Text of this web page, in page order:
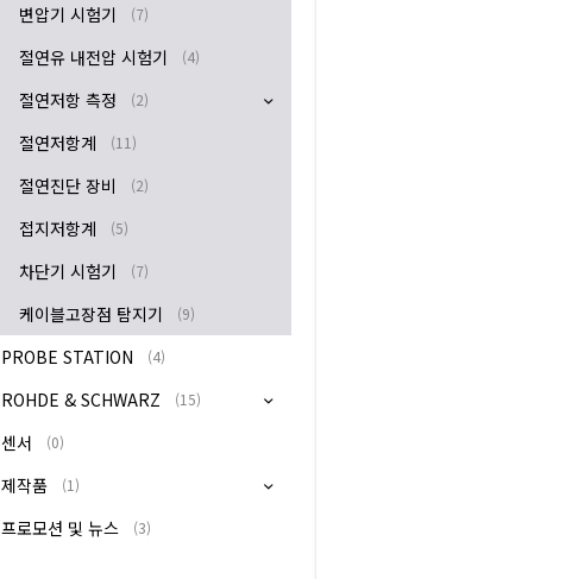
변압기 시험기 (7)
절연유 내전압 시험기 (4)
절연저항 측정 (2)
절연저항계 (11)
절연진단 장비 (2)
접지저항계 (5)
차단기 시험기 (7)
케이블고장점 탐지기 (9)
PROBE STATION (4)
ROHDE & SCHWARZ (15)
센서 (0)
제작품 (1)
프로모션 및 뉴스 (3)